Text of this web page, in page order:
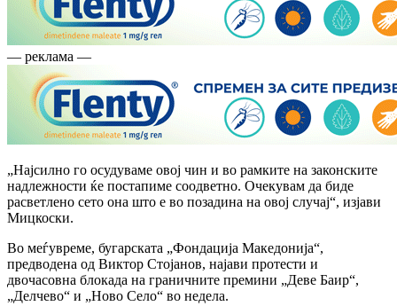
— реклама —
„Најсилно го осудуваме овој чин и во рамките на законските
надлежности ќе постапиме соодветно. Очекувам да биде
расветлено сето она што е во позадина на овој случај“, изјави
Мицкоски.
Во меѓувреме, бугарската „Фондација Македонија“,
предводена од Виктор Стојанов, најави протести и
двочасовна блокада на граничните премини „Деве Баир“,
„Делчево“ и „Ново Село“ во недела.